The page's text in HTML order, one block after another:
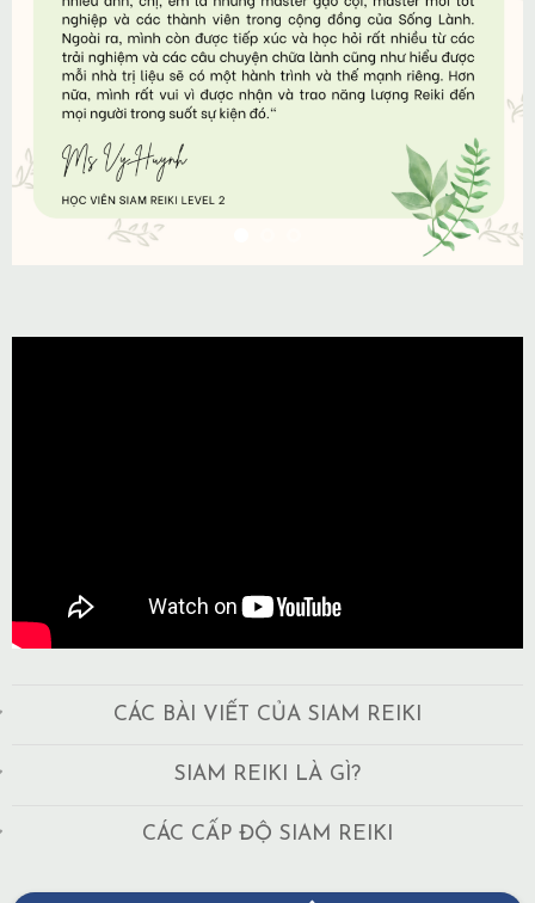
CÁC BÀI VIẾT CỦA SIAM REIKI
SIAM REIKI LÀ GÌ?
CÁC CẤP ĐỘ SIAM REIKI